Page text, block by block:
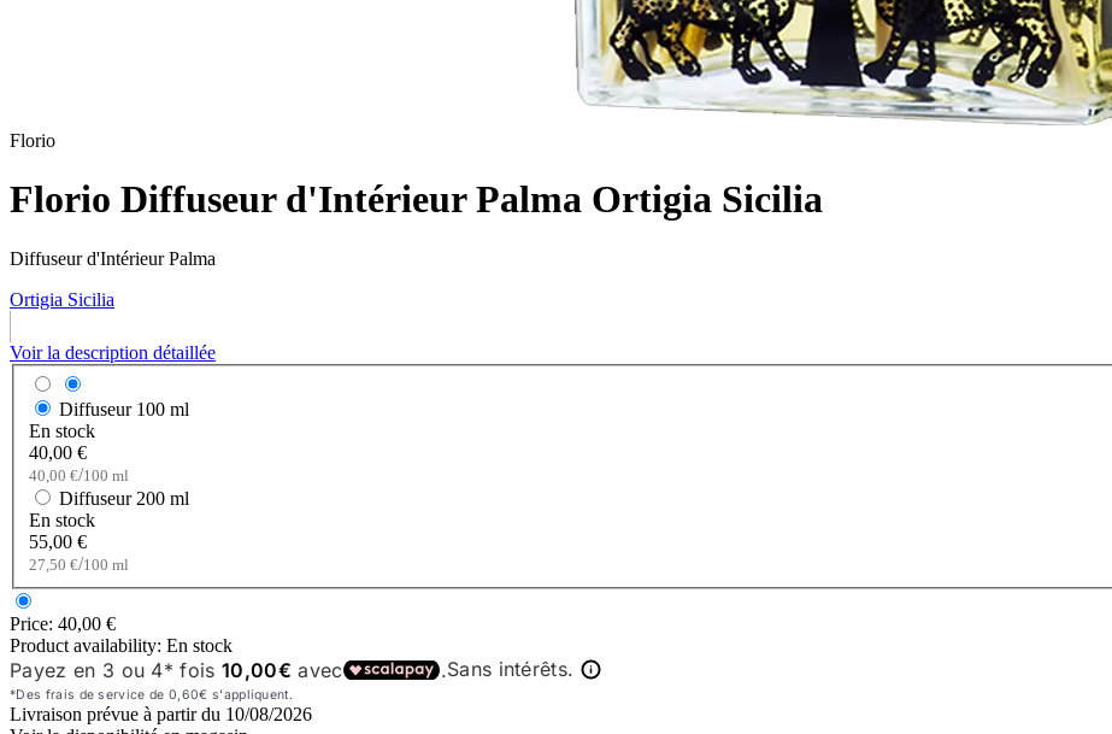
Florio
Florio Diffuseur d'Intérieur Palma Ortigia Sicilia
Diffuseur d'Intérieur Palma
Ortigia Sicilia
Voir la description détaillée
Diffuseur 100 ml
En stock
40,00 €
40,00 €/100 ml
Diffuseur 200 ml
En stock
55,00 €
27,50 €/100 ml
Price: 40,00 €
Product availability: En stock
Livraison prévue à partir du 10/08/2026